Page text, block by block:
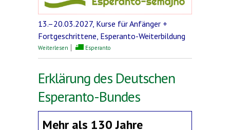
13.–20.03.2027, Kurse für Anfänger +
Fortgeschrittene, Esperanto-Weiterbildung
Weiterlesen über Mediterrane Esperanto-Woche
Esperanto
Erklärung des Deutschen
Esperanto-Bundes
Mehr als 130 Jahre